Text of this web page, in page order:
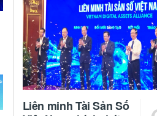
Liên minh Tài Sản Số